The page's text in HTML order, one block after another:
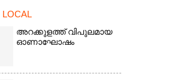
LOCAL
അറക്കുളത്ത് വിപുലമായ
ഓണാഘോഷം